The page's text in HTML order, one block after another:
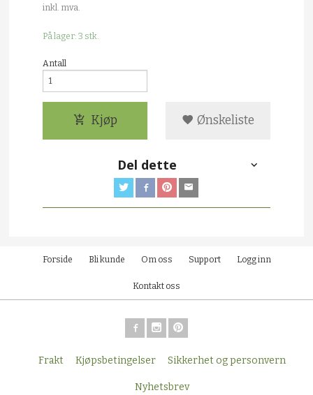
Rabatt
inkl. mva.
På lager: 3 stk.
Antall
Kjøp Ønskeliste
Del dette
Forside Bli kunde Om oss Support Logg inn
Kontakt oss
Frakt Kjøpsbetingelser Sikkerhet og personvern
Nyhetsbrev